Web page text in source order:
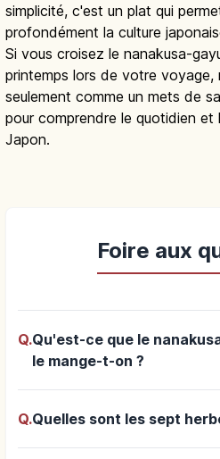
simplicité, c'est un plat qui
profondément la culture
Si vous croisez le nanakusa-
printemps lors de votre voyage,
seulement comme un mets de
pour comprendre le quotidien et
Japon.
Foire aux
Q.Qu'est-ce que le
le mange-t-on ?
Q.Quelles sont les sept